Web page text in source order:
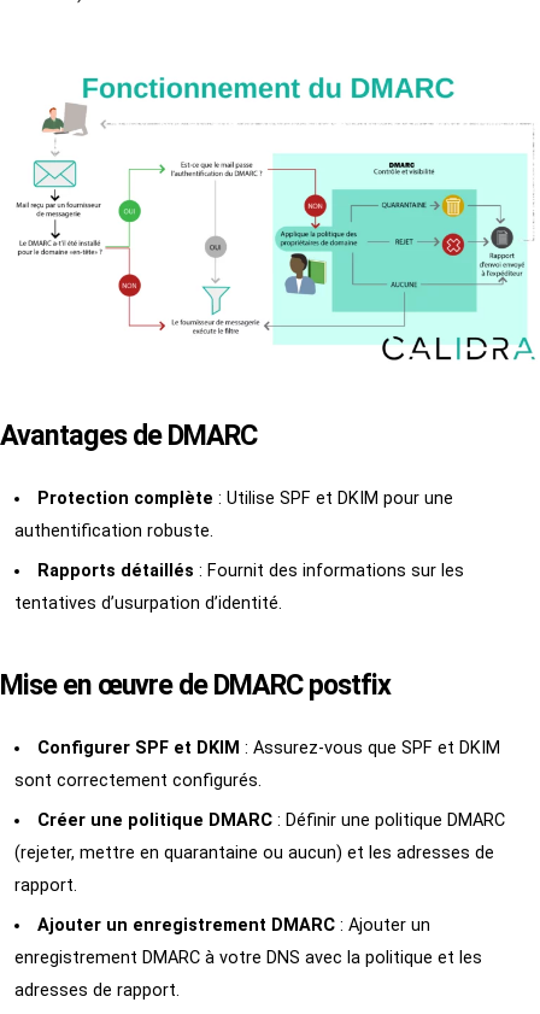
Avantages de DMARC
Protection complète : Utilise SPF et DKIM pour une
authentification robuste.
Rapports détaillés : Fournit des informations sur les
tentatives d’usurpation d’identité.
Mise en œuvre de DMARCpostfix
Configurer SPF et DKIM : Assurez-vous que SPF et DKIM
sont correctement configurés.
Créer une politique DMARC : Définir une politique DMARC
(rejeter, mettre en quarantaine ou aucun) et les adresses de
rapport.
Ajouter un enregistrement DMARC : Ajouter un
enregistrement DMARC à votre DNS avec la politique et les
adresses de rapport.